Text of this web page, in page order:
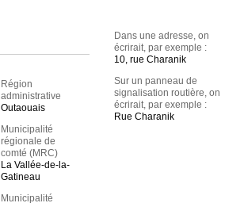
Région
administrative
Outaouais
Municipalité
régionale de
comté (MRC)
La Vallée-de-la-
Gatineau
Municipalité
Dans une adresse, on
écrirait, par exemple :
10, rue Charanik
Sur un panneau de
signalisation routière, on
écrirait, par exemple :
Rue Charanik